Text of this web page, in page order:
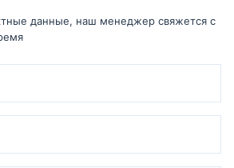
данные, наш менеджер свяжется с